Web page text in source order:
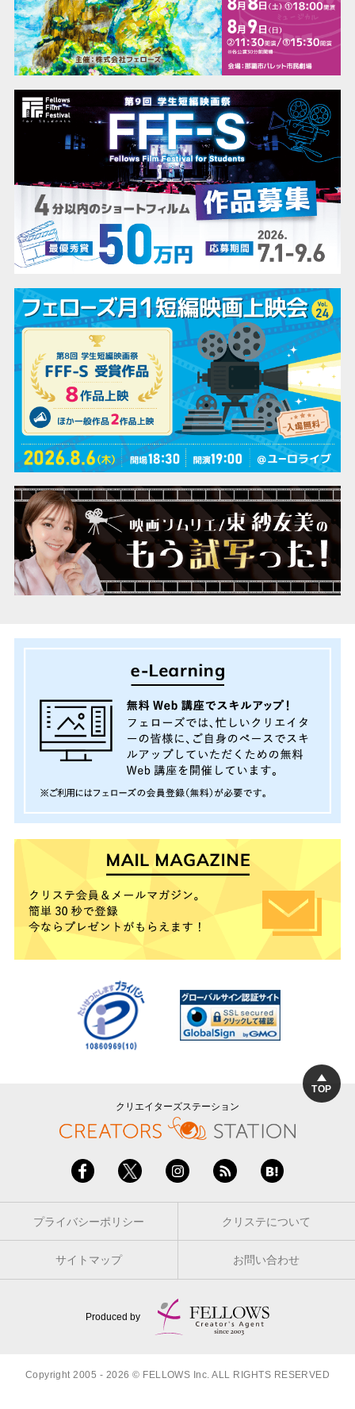
TOP
クリエイターズステーション
プライバシーポリシー クリステについて
サイトマップ お問い合わせ
Produced by
Copyright 2005 - 2026 © FELLOWS Inc. ALL RIGHTS RESERVED